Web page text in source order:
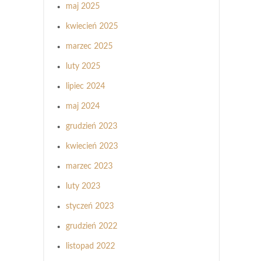
maj 2025
kwiecień 2025
marzec 2025
luty 2025
lipiec 2024
maj 2024
grudzień 2023
kwiecień 2023
marzec 2023
luty 2023
styczeń 2023
grudzień 2022
listopad 2022